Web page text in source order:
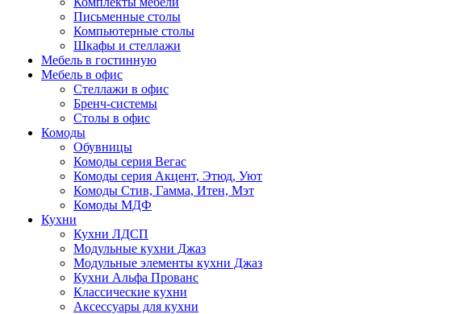
Письменные столы
Компьютерные столы
Шкафы и стеллажи
Мебель в гостинную
Мебель в офис
Стеллажи в офис
Бренч-системы
Столы в офис
Комоды
Обувницы
Комоды серия Вегас
Комоды серия Акцент, Этюд, Уют
Комоды Стив, Гамма, Итен, Мэт
Комоды МДФ
Кухни
Кухни ЛДСП
Модульные кухни Джаз
Модульные элементы кухни Джаз
Кухни Альфа Прованс
Классические кухни
Аксессуары для кухни